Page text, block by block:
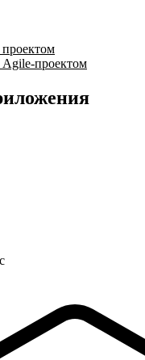
проектом